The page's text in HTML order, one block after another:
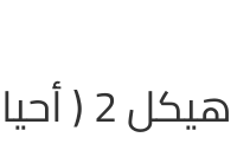
هيكل 2 ( أحياء 11)